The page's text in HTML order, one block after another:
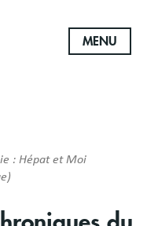
MENU
: Hépat et Moi